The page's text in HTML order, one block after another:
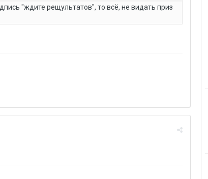
"ждите рещультатов", то всё, не видать приз